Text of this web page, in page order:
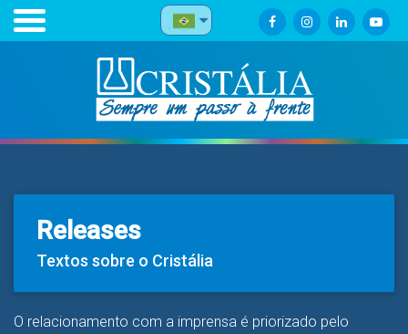
Releases
Textos sobre o Cristália
O relacionamento com a imprensa é priorizado pelo